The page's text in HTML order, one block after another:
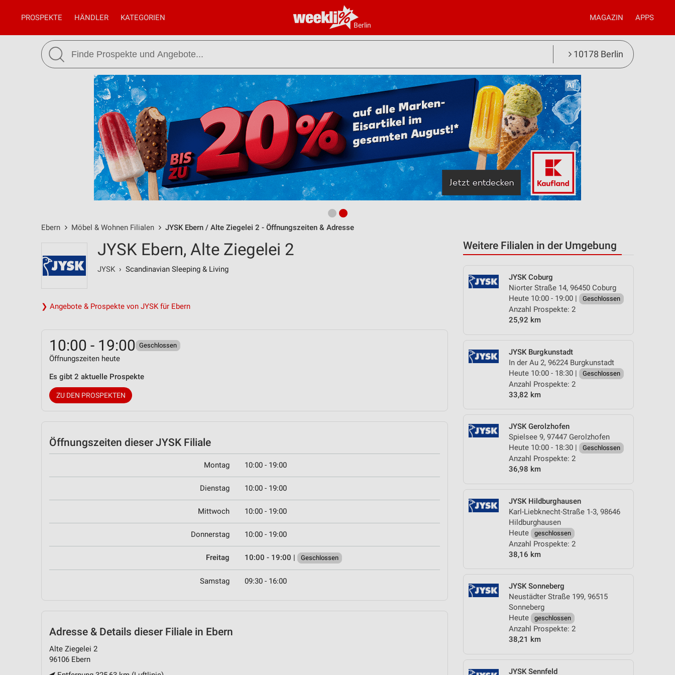
Berlin
PROSPEKTE HÄNDLER KATEGORIEN MAGAZIN APPS
10178 Berlin
Ebern Möbel & Wohnen Filialen JYSK Ebern / Alte Ziegelei 2 - Öffnungszeiten & Adresse
Weitere Filialen in der Umgebung
JYSK Coburg
Niorter Straße 14, 96450 Coburg
Heute 10:00 - 19:00 |
Geschlossen
Anzahl Prospekte: 2
25,92 km
JYSK Burgkunstadt
In der Au 2, 96224 Burgkunstadt
Heute 10:00 - 18:30 |
Geschlossen
Anzahl Prospekte: 2
33,82 km
JYSK Gerolzhofen
Spielsee 9, 97447 Gerolzhofen
Heute 10:00 - 18:30 |
Geschlossen
Anzahl Prospekte: 2
36,98 km
JYSK Hildburghausen
Karl-Liebknecht-Straße 1-3, 98646
Hildburghausen
Heute
geschlossen
Anzahl Prospekte: 2
38,16 km
JYSK Sonneberg
Neustädter Straße 199, 96515
Sonneberg
Heute
geschlossen
Anzahl Prospekte: 2
38,21 km
JYSK Sennfeld
JYSK Ebern, Alte Ziegelei 2
JYSK › Scandinavian Sleeping & Living
❯ Angebote & Prospekte von JYSK für Ebern
10:00 - 19:00 Geschlossen
Öffnungszeiten heute
Es gibt 2 aktuelle Prospekte
ZU DEN PROSPEKTEN
Öffnungszeiten dieser JYSK Filiale
Montag 10:00 - 19:00
Dienstag 10:00 - 19:00
Mittwoch 10:00 - 19:00
Donnerstag 10:00 - 19:00
Freitag 10:00 - 19:00 | Geschlossen
Samstag 09:30 - 16:00
Adresse & Details dieser Filiale in Ebern
Alte Ziegelei 2
96106 Ebern